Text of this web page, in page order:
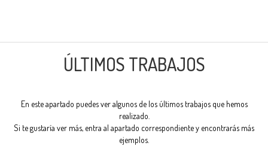
ÚLTIMOS TRABAJOS
En este apartado puedes ver algunos de los últimos trabajos que hemos
realizado.
Si te gustaría ver más, entra al apartado correspondiente y encontrarás más
ejemplos.